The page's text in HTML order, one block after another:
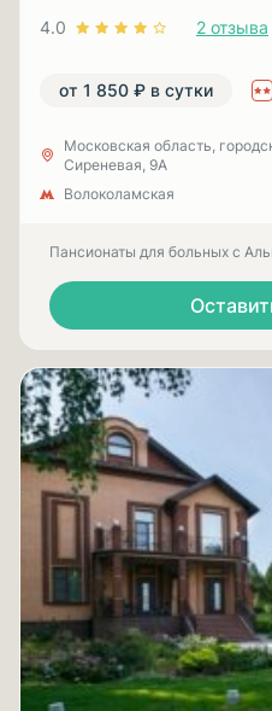
4.0 2 отзыва
от 1 850 ₽ в сутки
Московская область,
Сиреневая, 9А
Волоколамская
Пансионаты для больных с